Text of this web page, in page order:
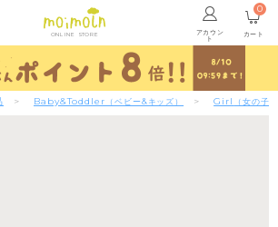
ONLINE STORE アカウン
ト カート
0
Baby&Toddler （ベビー&キッズ） Girl （女の子）